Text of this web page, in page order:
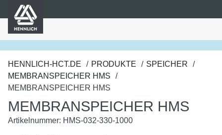
springen
HENNLICH-HCT.DE PRODUKTE
SPEICHER
MEMBRANSPEICHER HMS
MEMBRANSPEICHER HMS
MEMBRANSPEICHER HMS
Artikelnummer: HMS-032-330-1000